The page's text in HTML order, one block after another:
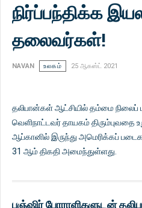
நிர்ப்பந்திக்க
தலைவர்கள்!
NAVAN உலகம் 25 ஆகஸ்ட் 2021
தலிபான்கள் ஆட்சியில் தம்மை
வெளிநாட்டவர் தாயகம் திரும்புவதை
ஆப்கானில் இருந்து அமெரிக்கப்
31 ஆம் திகதி அமைந்துள்ளது.
பஞ்ஷிர் போராளிகளுடன்